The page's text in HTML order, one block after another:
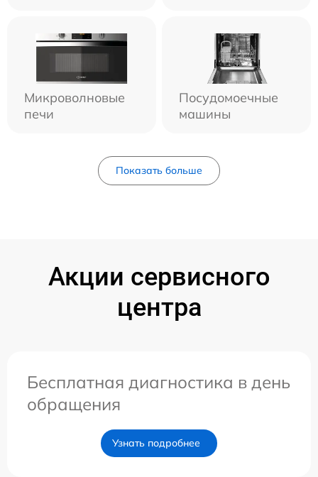
Микроволновые
печи
Посудомоечные
машины
Показать больше
Акции сервисного
центра
Бесплатная диагностика в день
обращения
Узнать подробнее